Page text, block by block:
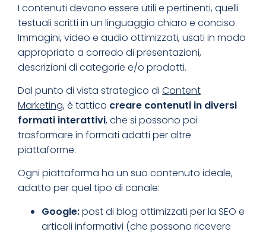
I contenuti devono essere utili e pertinenti, quelli
testuali scritti in un linguaggio chiaro e conciso.
Immagini, video e audio ottimizzati, usati in modo
appropriato a corredo di presentazioni,
descrizioni di categorie e/o prodotti.
Dal punto di vista strategico di Content
Marketing, è tattico creare contenuti in diversi
formati interattivi, che si possono poi
trasformare in formati adatti per altre
piattaforme.
Ogni piattaforma ha un suo contenuto ideale,
adatto per quel tipo di canale:
Google:post di blog ottimizzati per la SEO e
articoli informativi (che possono ricevere